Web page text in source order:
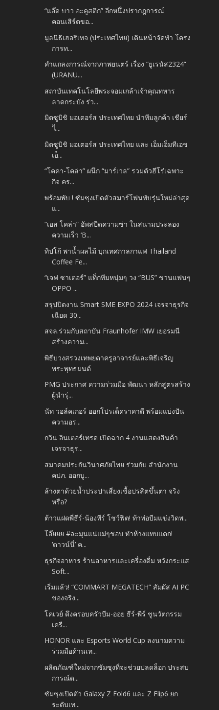
“แอ๊ด บาว อะคูสติก” อีกหนึ่งปรากฎการณ์
คอนเสิร์ตขอ...
มูลนิธิเฮอริเทจ (ประเทศไทย) เดินหน้าจัดทำ โครง
การท...
คำแถลงการณ์จากภาพยนตร์ เรื่อง “ยูเรนัส2324”
(URANU...
สถาบันเทคโนโลยีพระจอมเกล้าเจ้าคุณทหาร
ลาดกระบัง ร่ว...
มิตซูบิชิ มอเตอร์ส ประเทศไทย นำทีมลูกค้า เชียร์
‘ไ...
มิตซูบิชิ มอเตอร์ส ประเทศไทย และ เอ็มเอ็มทีเอช
เอ็...
“โคคา-โคล่า” ผนึก “มาร์เวล” รวมตัวฮีโร่เฉพาะ
กิจ คร...
พร้อมพับ ! ซัมซุงเปิดตัวสมาร์โฟนพับรุ่นใหม่ล่าสุด
แ...
“เอส โคล่า” อัพสปีดความซ่า ในสนามประลอง
ความเร็ว ‘B...
ทิปโก้ พาน้ำผลไม้ บุกเทศกาลกาแฟ Thailand
Coffee Fe...
“เจฟ ซาเตอร์” แท็กทีมหนุ่มๆ วง “BUS” ชวนแฟนๆ
OPPO ...
สรุปปิดงาน Smart SME EXPO 2024 เจรจาธุรกิจ
เฉียด 30...
สจล.ร่วมกับสถาบัน Fraunhofer IMW เยอรมนี
สร้างความ...
พิธีบวงสรวงเทพยดาครูอาจารย์และพิธีเจริญ
พระพุทธมนต์
PMG ประกาศ ความร่วมมือ พัฒนา หลักสูตรสร้าง
ผู้นำรุ่...
นัท วอล์คเกอร์ ออกโปรเด็ดราคาดี พร้อมแบ่งปัน
ความอร...
กวิน อินเตอร์เทรด เปิดฉาก 4 งานแสดงสินค้า
เจรจาธุร...
สมาคมประกันวินาศภัยไทย ร่วมกับ สำนักงาน
คปภ. ออกบู...
ล้างตาด้วยน้ำประปาเสี่ยงเชื้อปรสิตขึ้นตา จริง
หรือ?
ต้าวแฝดพี่ธีร์-น้องพีร์ โชว์ฟิต! ท้าพ่อบีมแข่งวิดพ...
โอ๊ยยย #ละมุนแน่แม่ๆชอบ ทำห้างแทบแตก!
‘ดาวน์นี่’ ค...
ธุรกิจอาหาร ร้านอาหารและเครื่องดื่ม หวังกระแส
Soft...
เริ่มแล้ว! “COMMART MEGATECH” สัมผัส AI PC
ของจริง...
โคเวย์ ดึงครอบครัวบีม-ออย ธีร์-พีร์ ชูนวัตกรรม
เครื...
HONOR และ Esports World Cup ลงนามความ
ร่วมมือด้านเท...
ผลิตภัณฑ์ใหม่จากซัมซุงที่จะช่วยปลดล็อก ประสบ
การณ์ด...
ซัมซุงเปิดตัว Galaxy Z Fold6 และ Z Flip6 ยก
ระดับเท...